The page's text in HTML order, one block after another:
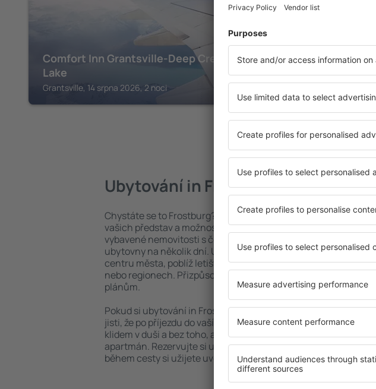
Comfort Inn Grantsville-Deep Creek
Lake
Grantsville, 14 srpna 2026, 2 noci
The Wills Hotel
Podívejte se na
Ubytování in Frostburg
Chystáte se to Frostburg? Najděte si ubytování přesně podle
vašich představ a možností. Můžete využít prostorné,
vybavené nemovitosti s četnými vymoženostmi, jakož i levné
ubytovny na několik dní. Ubytování in Frostburg je dostupné v
centru města, poblíž letiště i v méně vyhledávaných okresech
nebo regionech. Přizpůsobte ubytování vašim potřebám a
plánům.
Pokud si ubytování in Frostburg zarezervujete včas, můžete si
jisti, že po příjezdu do vaší destinace si budete moci odpočinout s
klidem v duši a bez toho, abyste museli hledat hotel nebo
apartmán. Rezervujte si ubytování před odjezdem to Frostburg
během cesty si užijete uvolněnou atmosféru.